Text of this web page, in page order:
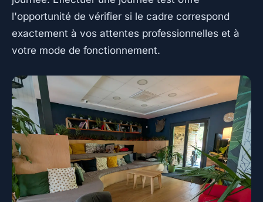
l'opportunité de vérifier si le cadre correspond
exactement à vos attentes professionnelles et à
votre mode de fonctionnement.